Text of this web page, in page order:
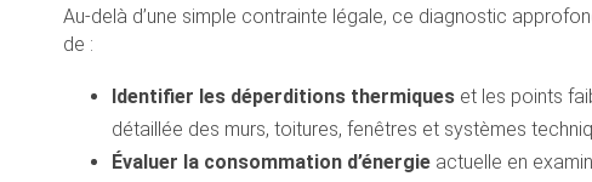
Au-delà d’une simple contrainte légale, ce diagnostic
de :
Identifier les déperditions thermiques et les points
détaillée des murs, toitures, fenêtres et systèmes
Évaluer la consommation d’énergie actuelle en